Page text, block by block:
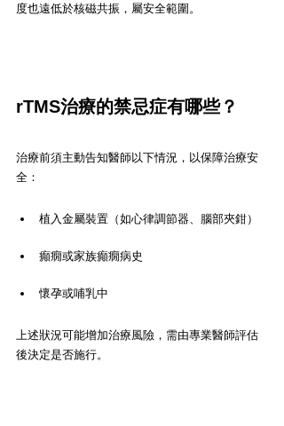
度也遠低於核磁共振，屬安全範圍。
rTMS治療的禁忌症有哪些？
治療前須主動告知醫師以下情況，以保障治療安
全：
植入金屬裝置（如心律調節器、腦部夾鉗）
癲癇或家族癲癇病史
懷孕或哺乳中
上述狀況可能增加治療風險，需由專業醫師評估
後決定是否施行。